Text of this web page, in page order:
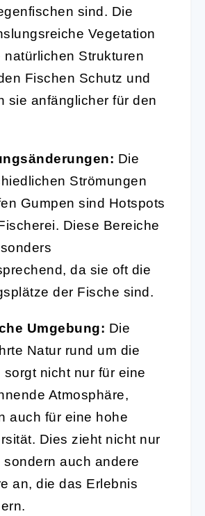
sind. Die
Vegetation
natürlichen Strukturen
Fischen Schutz und
sie anfänglicher für den
Die
Strömungen
Gumpen sind Hotspots
Diese Bereiche
da sie oft die
der Fische sind.
Umgebung: Die
Natur rund um die
sorgt nicht nur für eine
Atmosphäre,
auch für eine hohe
Dies zieht nicht nur
sondern auch andere
an, die das Erlebnis